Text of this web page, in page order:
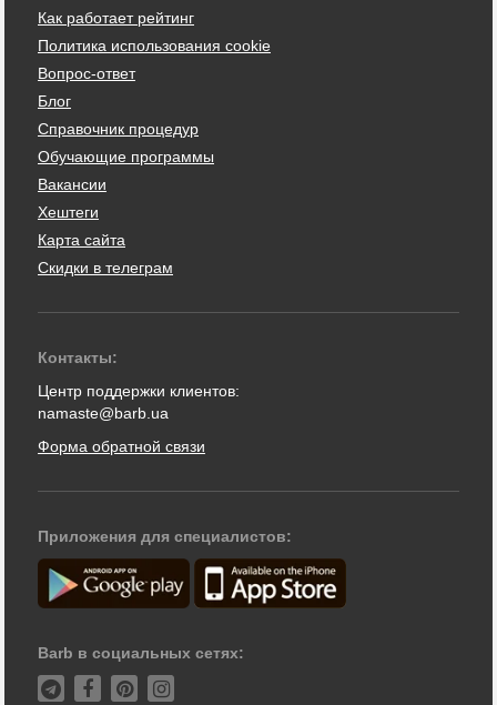
Как работает рейтинг
Политика использования cookie
Вопрос-ответ
Блог
Справочник процедур
Обучающие программы
Вакансии
Хештеги
Карта сайта
Скидки в телеграм
Контакты:
Центр поддержки клиентов:
namaste@barb.ua
Форма обратной связи
Приложения для специалистов:
Barb в социальных сетях: